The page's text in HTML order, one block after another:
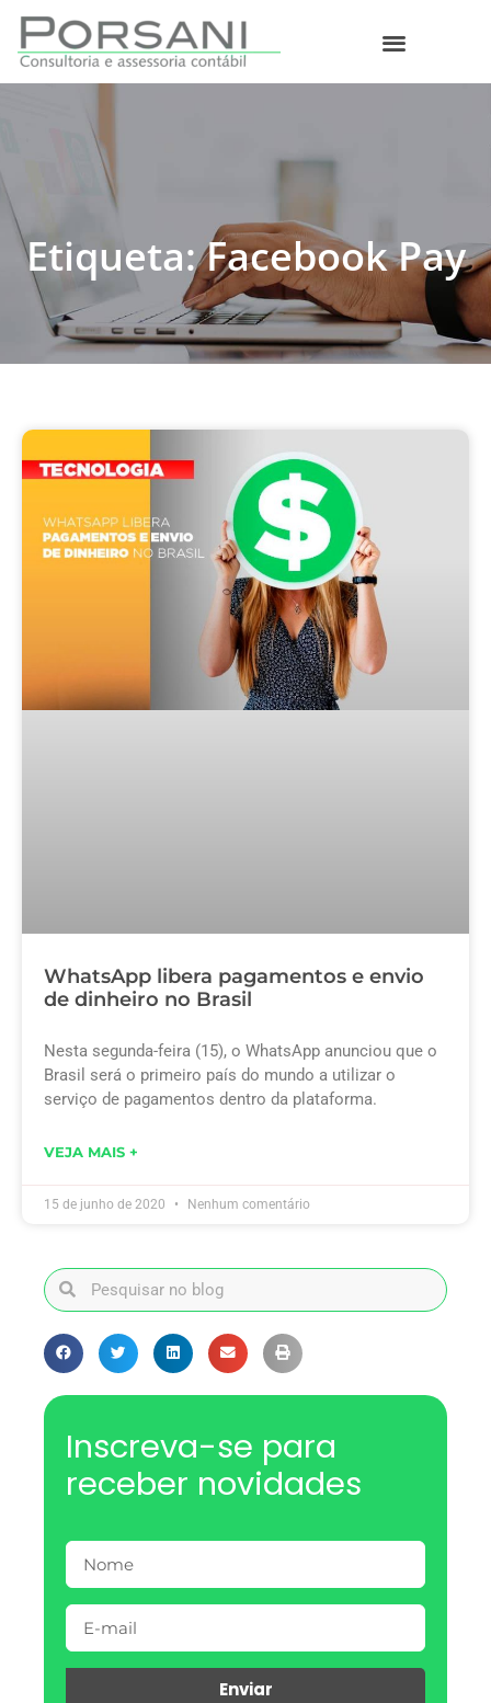
Etiqueta: Facebook Pay
WhatsApp libera pagamentos e envio
de dinheiro no Brasil
Nesta segunda-feira (15), o WhatsApp anunciou que o
Brasil será o primeiro país do mundo a utilizar o
serviço de pagamentos dentro da plataforma.
VEJA MAIS +
15 de junho de 2020 Nenhum comentário
Inscreva-se para
receber novidades
Enviar